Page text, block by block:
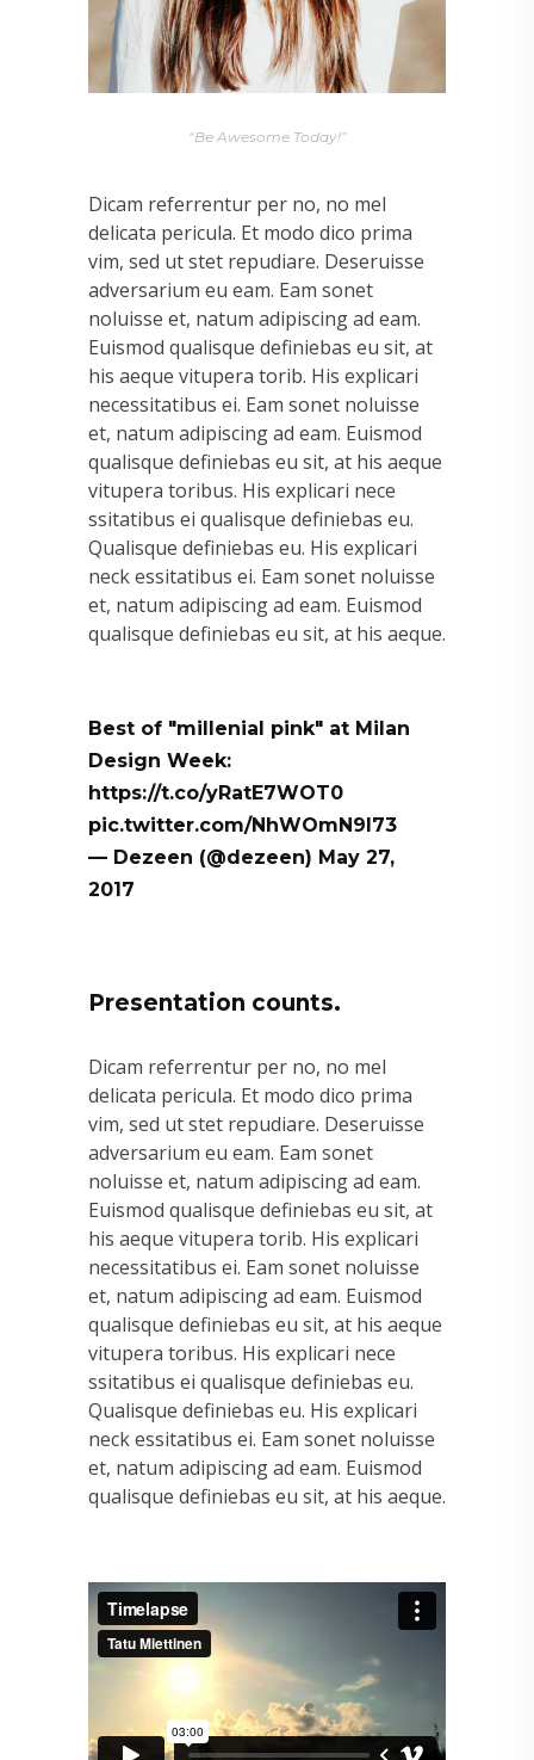
“Be Awesome Today!”
Dicam referrentur per no, no mel
delicata pericula. Et modo dico prima
vim, sed ut stet repudiare. Deseruisse
adversarium eu eam. Eam sonet
noluisse et, natum adipiscing ad eam.
Euismod qualisque definiebas eu sit, at
his aeque vitupera torib. His explicari
necessitatibus ei. Eam sonet noluisse
et, natum adipiscing ad eam. Euismod
qualisque definiebas eu sit, at his aeque
vitupera toribus. His explicari nece
ssitatibus ei qualisque definiebas eu.
Qualisque definiebas eu. His explicari
neck essitatibus ei. Eam sonet noluisse
et, natum adipiscing ad eam. Euismod
qualisque definiebas eu sit, at his aeque.
Best of "millenial pink" at Milan
Design Week:
https://t.co/yRatE7WOT0
pic.twitter.com/NhWOmN9l73
— Dezeen (@dezeen) May 27,
2017
Presentation counts.
Dicam referrentur per no, no mel
delicata pericula. Et modo dico prima
vim, sed ut stet repudiare. Deseruisse
adversarium eu eam. Eam sonet
noluisse et, natum adipiscing ad eam.
Euismod qualisque definiebas eu sit, at
his aeque vitupera torib. His explicari
necessitatibus ei. Eam sonet noluisse
et, natum adipiscing ad eam. Euismod
qualisque definiebas eu sit, at his aeque
vitupera toribus. His explicari nece
ssitatibus ei qualisque definiebas eu.
Qualisque definiebas eu. His explicari
neck essitatibus ei. Eam sonet noluisse
et, natum adipiscing ad eam. Euismod
qualisque definiebas eu sit, at his aeque.